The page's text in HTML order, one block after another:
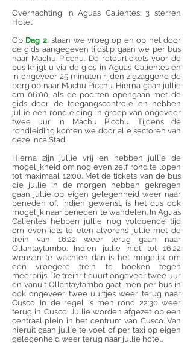
Overnachting in Aguas Calientes: 3 sterren
Hotel
Op Dag 2,staan we vroeg op en op het door
de gids aangegeven tijdstip gaan we per bus
naar Machu Picchu. De retourtickets voor de
bus krijgt u via de gids in Aguas Calientes en
in ongeveer 25 minuten rijden zigzaggend de
berg op naar Machu Picchu. Hierna gaan jullie
om 06:00, als de poorten opengaan met de
gids door de toegangscontrole en hebben
jullie een rondleiding in groep van ongeveer
twee uur in Machu Picchu. Tijdens de
rondleiding komen we door alle sectoren van
deze Inca Stad.
Hierna zijn jullie vrij en hebben jullie de
mogelijkheid om nog even zelf rond te lopen
tot maximaal 12:00. Met de tickets van de bus
die jullie in de morgen hebben gekregen
gaan jullie op eigen gelegenheid weer naar
beneden of, indien gewenst, is het dus ook
mogelijk naar beneden te wandelen. In Aguas
Calientes hebben jullie nog voldoende tijd
om even iets te eten alvorens jullie met de
trein van 16:22 weer terug gaan naar
Ollantaytambo. Indien jullie niet tot 16:22
wensen te wachten dan is het mogelijk om
een vroegere trein te boeken tegen
meerprijs. De treinrit duurt ongeveer twee uur
en vanuit Ollantaytambo gaat men per bus in
ook ongeveer twee uurtjes weer terug naar
Cusco. In de regel is men rond 22:30 weer
terug in Cusco. Jullie worden afgezet op een
centraal plein in het centrum van Cusco. Van
hieruit gaan jullie te voet of per taxi op eigen
gelegenheid weer terug naar jullie hotel.